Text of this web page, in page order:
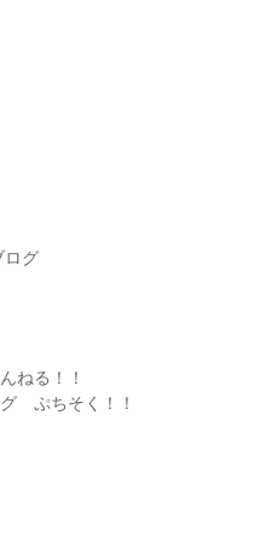
ログ
ねる！！
ぷちそく！！